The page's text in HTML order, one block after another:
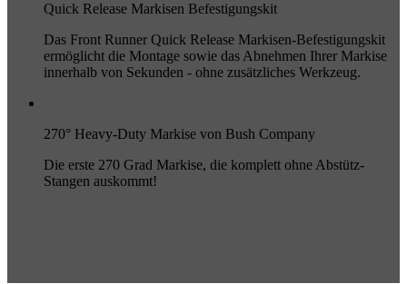
Quick Release Markisen Befestigungskit
Das Front Runner Quick Release Markisen-Befestigungskit
ermöglicht die Montage sowie das Abnehmen Ihrer Markise
innerhalb von Sekunden - ohne zusätzliches Werkzeug.
270° Heavy-Duty Markise von Bush Company
Die erste 270 Grad Markise, die komplett ohne Abstütz-
Stangen auskommt!